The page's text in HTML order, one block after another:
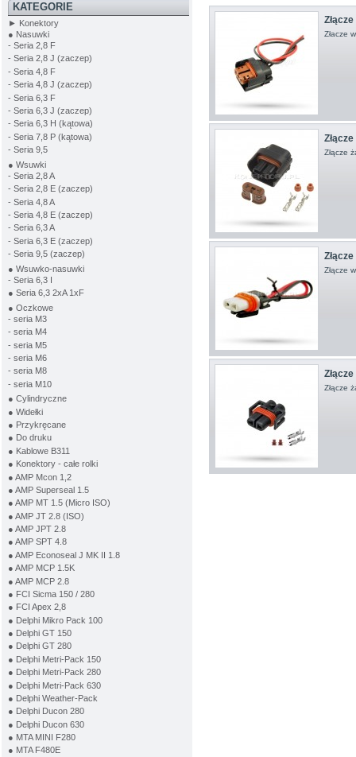
KATEGORIE
► Konektory
● Nasuwki
- Seria 2,8 F
- Seria 2,8 J (zaczep)
- Seria 4,8 F
- Seria 4,8 J (zaczep)
- Seria 6,3 F
- Seria 6,3 J (zaczep)
- Seria 6,3 H (kątowa)
- Seria 7,8 P (kątowa)
- Seria 9,5
● Wsuwki
- Seria 2,8 A
- Seria 2,8 E (zaczep)
- Seria 4,8 A
- Seria 4,8 E (zaczep)
- Seria 6,3 A
- Seria 6,3 E (zaczep)
- Seria 9,5 (zaczep)
● Wsuwko-nasuwki
- Seria 6,3 I
● Seria 6,3 2xA 1xF
● Oczkowe
- seria M3
- seria M4
- seria M5
- seria M6
- seria M8
- seria M10
● Cylindryczne
● Widełki
● Przykręcane
● Do druku
● Kablowe B311
● Konektory - całe rolki
● AMP Mcon 1,2
● AMP Superseal 1.5
● AMP MT 1.5 (Micro ISO)
● AMP JT 2.8 (ISO)
● AMP JPT 2.8
● AMP SPT 4.8
● AMP Econoseal J MK II 1.8
● AMP MCP 1.5K
● AMP MCP 2.8
● FCI Sicma 150 / 280
● FCI Apex 2,8
● Delphi Mikro Pack 100
● Delphi GT 150
● Delphi GT 280
● Delphi Metri-Pack 150
● Delphi Metri-Pack 280
● Delphi Metri-Pack 630
● Delphi Weather-Pack
● Delphi Ducon 280
● Delphi Ducon 630
● MTA MINI F280
● MTA F480E
Złacze
Złącze
Złącze
Złącze